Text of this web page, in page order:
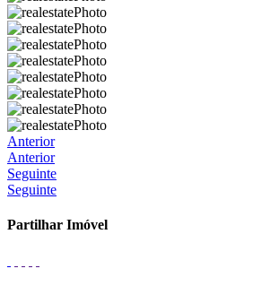
Anterior
Anterior
Seguinte
Seguinte
Partilhar Imóvel